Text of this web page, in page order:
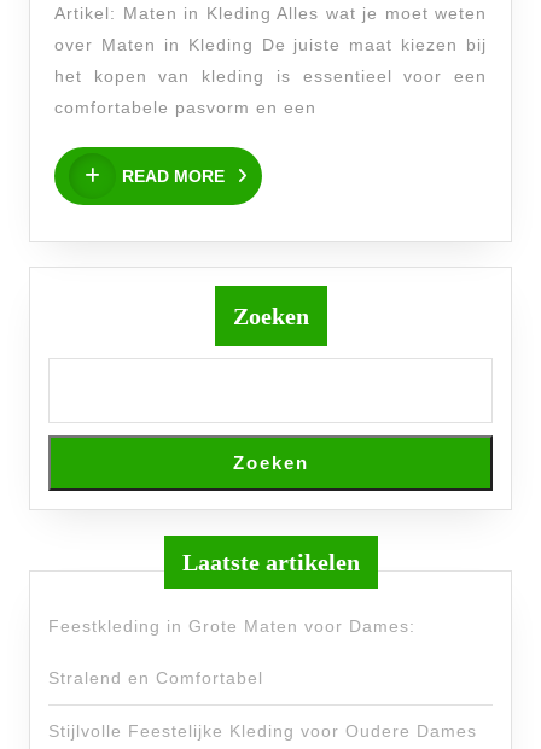
Maten
Pasvorm
Artikel: Maten in Kleding Alles wat je moet weten
over Maten in Kleding De juiste maat kiezen bij
het kopen van kleding is essentieel voor een
comfortabele pasvorm en een
READ MORE
READ
MORE
Zoeken
Zoeken
Laatste artikelen
Feestkleding in Grote Maten voor Dames:
Stralend en Comfortabel
Stijlvolle Feestelijke Kleding voor Oudere Dames